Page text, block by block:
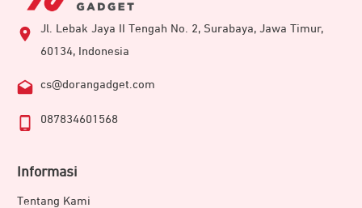
Jl. Lebak Jaya II Tengah No. 2, Surabaya, Jawa Timur,
60134, Indonesia
cs@dorangadget.com
087834601568
Informasi
Tentang Kami